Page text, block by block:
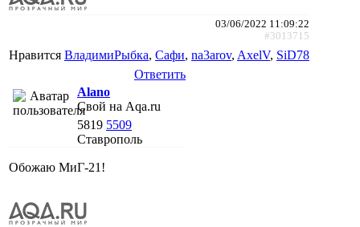
03/06/2022 11:09:22
#3013715
Нравится ВладимиРыбка, Сафи, na3arov, AxelV, SiD78
Ответить
Alano
Свой на Aqa.ru
5819 5509
Ставрополь
Обожаю МиГ-21!